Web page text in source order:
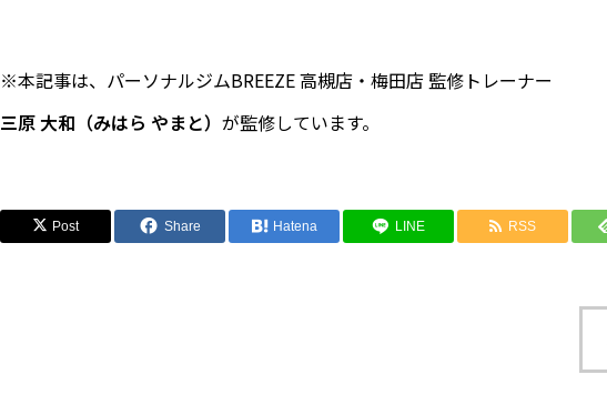
※本記事は、パーソナルジムBREEZE 高槻店・梅田店 監修トレーナー
三原 大和（みはら やまと） が監修しています。
Post Share Hatena LINE RSS